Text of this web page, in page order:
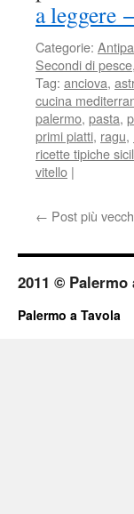
a leggere
Categorie:
Secondi di pesce,
Tag: anciova,
cucina
palermo, pasta,
primi piatti, ragu,
ricette tipiche
vitello |
← Post più
2011 © Palermo
Palermo a Tavola